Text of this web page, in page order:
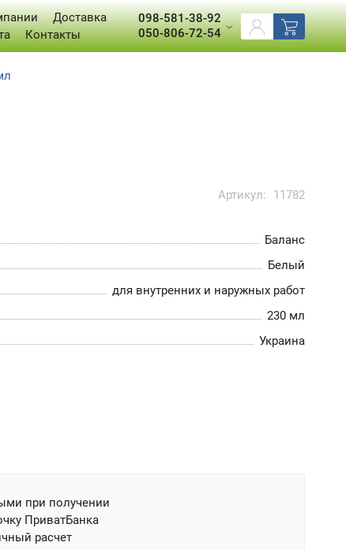
Доставка
Контакты
098-581-38-92
050-806-72-54
Артикул: 11782
Баланс
Белый
для внутренних и наружных работ
230 мл
Украина
при получении
ПриватБанка
расчет